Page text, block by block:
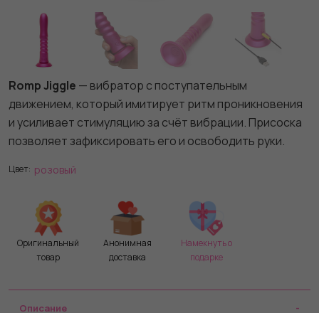
Romp Jiggle — вибратор с поступательным
движением, который имитирует ритм проникновения
и усиливает стимуляцию за счёт вибрации. Присоска
позволяет зафиксировать его и освободить руки.
Цвет: розовый
Оригинальный
товар
Анонимная
доставка
Намекнуть о
подарке
Описание